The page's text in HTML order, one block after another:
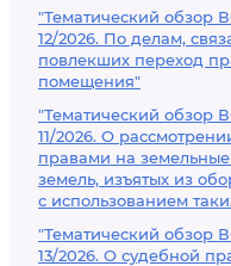
"Тематический обзор
12/2026. По делам,
повлекших переход
помещения"
"Тематический обзор
11/2026. О
правами на земельные
земель, изъятых из
с использованием
"Тематический обзор
13/2026. О судебной